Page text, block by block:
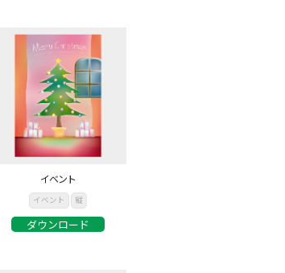
イベント
イベント 縦
ダウンロード